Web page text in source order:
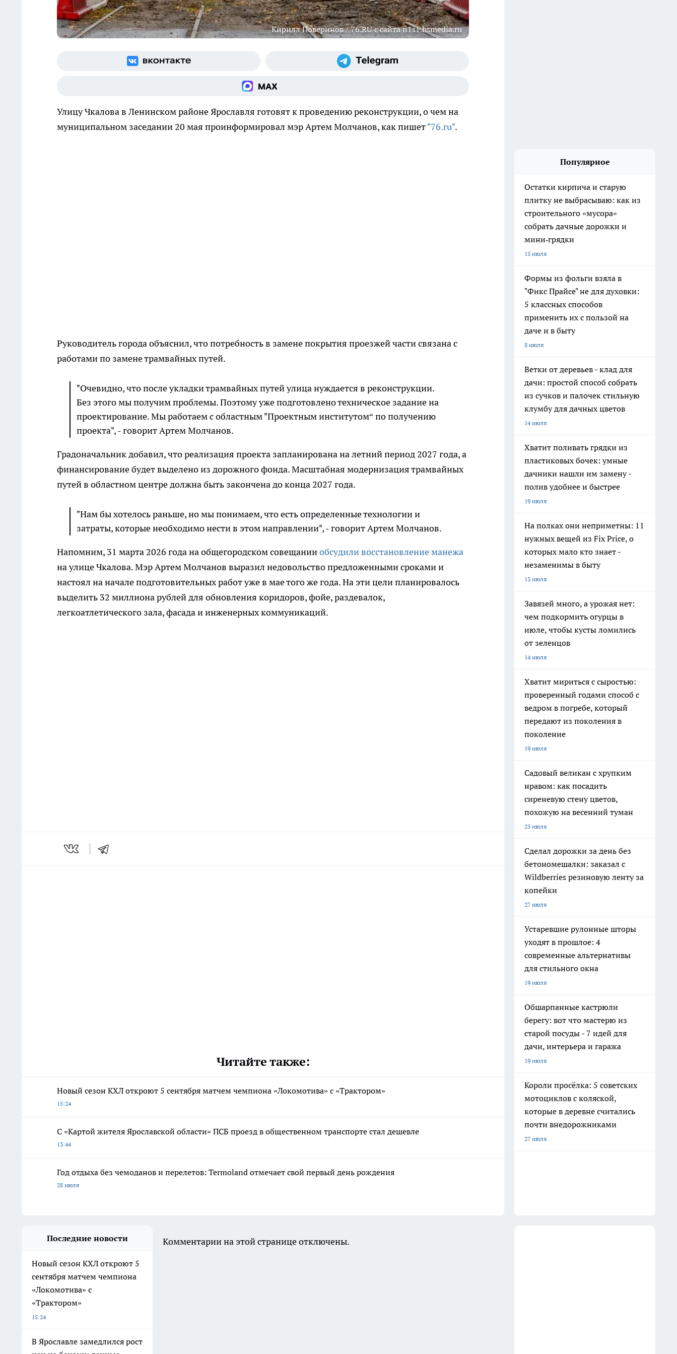
Кирилл Поверинов / 76.RU с сайта n1s1.hsmedia.ru
Улицу Чкалова в Ленинском районе Ярославля готовят к проведению реконструкции, о чем на
муниципальном заседании 20 мая проинформировал мэр Артем Молчанов, как пишет"76.ru".
Руководитель города объяснил, что потребность в замене покрытия проезжей части связана с
работами по замене трамвайных путей.
"Очевидно, что после укладки трамвайных путей улица нуждается в реконструкции.
Без этого мы получим проблемы. Поэтому уже подготовлено техническое задание на
проектирование. Мы работаем с областным "Проектным институтом“ по получению
проекта", - говорит Артем Молчанов.
Градоначальник добавил, что реализация проекта запланирована на летний период 2027 года, а
финансирование будет выделено из дорожного фонда. Масштабная модернизация трамвайных
путей в областном центре должна быть закончена до конца 2027 года.
"Нам бы хотелось раньше, но мы понимаем, что есть определенные технологии и
затраты, которые необходимо нести в этом направлении", - говорит Артем Молчанов.
Напомним, 31 марта 2026 года на общегородском совещанииобсудили восстановление манежа
на улице Чкалова. Мэр Артем Молчанов выразил недовольство предложенными сроками и
настоял на начале подготовительных работ уже в мае того же года. На эти цели планировалось
выделить 32 миллиона рублей для обновления коридоров, фойе, раздевалок,
легкоатлетического зала, фасада и инженерных коммуникаций.
Читайте также:
Новый сезон КХЛ откроют 5 сентября матчем чемпиона «Локомотива» с «Трактором»
15:24
С «Картой жителя Ярославской области» ПСБ проезд в общественном транспорте стал дешевле
13:44
Год отдыха без чемоданов и перелетов: Termoland отмечает свой первый день рождения
28 июля
Популярное
Остатки кирпича и старую
плитку не выбрасываю: как из
строительного «мусора»
собрать дачные дорожки и
мини‑грядки
15 июля
Формы из фольги взяла в
"Фикс Прайсе" не для духовки:
5 классных способов
применить их с пользой на
даче и в быту
8 июля
Ветки от деревьев - клад для
дачи: простой способ собрать
из сучков и палочек стильную
клумбу для дачных цветов
14 июля
Хватит поливать грядки из
пластиковых бочек: умные
дачники нашли им замену -
полив удобнее и быстрее
19 июля
На полках они неприметны: 11
нужных вещей из Fix Price, о
которых мало кто знает -
незаменимы в быту
13 июля
Завязей много, а урожая нет:
чем подкормить огурцы в
июле, чтобы кусты ломились
от зеленцов
14 июля
Хватит мириться с сыростью:
проверенный годами способ с
ведром в погребе, который
передают из поколения в
поколение
19 июля
Садовый великан с хрупким
нравом: как посадить
сиреневую стену цветов,
похожую на весенний туман
25 июля
Сделал дорожки за день без
бетономешалки: заказал с
Wildberries резиновую ленту за
копейки
27 июля
Устаревшие рулонные шторы
уходят в прошлое: 4
современные альтернативы
для стильного окна
19 июля
Обшарпанные кастрюли
берегу: вот что мастерю из
старой посуды - 7 идей для
дачи, интерьера и гаража
19 июля
Короли просёлка: 5 советских
мотоциклов с коляской,
которые в деревне считались
почти внедорожниками
27 июля
Последние новости
Новый сезон КХЛ откроют 5
сентября матчем чемпиона
«Локомотива» с
«Трактором»
15:24
В Ярославле замедлился рост
Комментарии на этой странице отключены.